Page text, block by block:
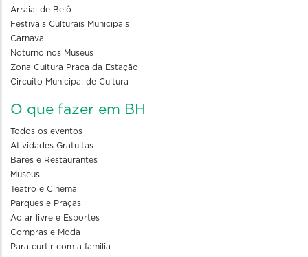
Arraial de Belô
Festivais Culturais Municipais
Carnaval
Noturno nos Museus
Zona Cultura Praça da Estação
Circuito Municipal de Cultura
O que fazer em BH
Todos os eventos
Atividades Gratuitas
Bares e Restaurantes
Museus
Teatro e Cinema
Parques e Praças
Ao ar livre e Esportes
Compras e Moda
Para curtir com a familia